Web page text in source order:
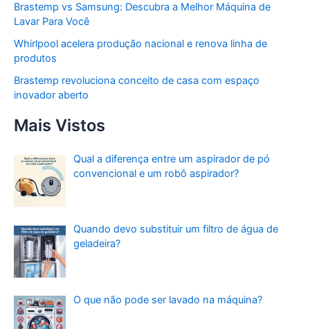
Brastemp vs Samsung: Descubra a Melhor Máquina de
Lavar Para Você
Whirlpool acelera produção nacional e renova linha de
produtos
Brastemp revoluciona conceito de casa com espaço
inovador aberto
Mais Vistos
Qual a diferença entre um aspirador de pó
convencional e um robô aspirador?
Quando devo substituir um filtro de água de
geladeira?
O que não pode ser lavado na máquina?